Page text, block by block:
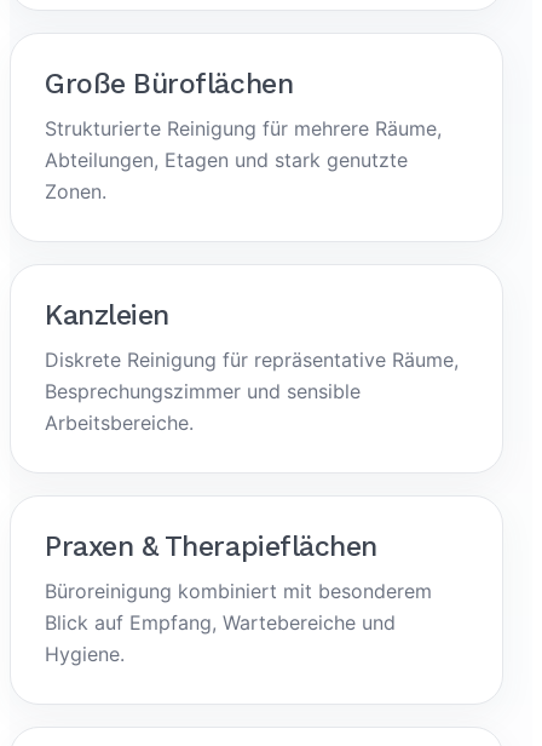
Große Büroflächen
Strukturierte Reinigung für mehrere Räume,
Abteilungen, Etagen und stark genutzte
Zonen.
Kanzleien
Diskrete Reinigung für repräsentative Räume,
Besprechungszimmer und sensible
Arbeitsbereiche.
Praxen & Therapieflächen
Büroreinigung kombiniert mit besonderem
Blick auf Empfang, Wartebereiche und
Hygiene.